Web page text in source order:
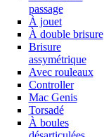
passage
À jouet
À double brisure
Brisure
assymétrique
Avec rouleaux
Controller
Mac Genis
Torsadé
À boules